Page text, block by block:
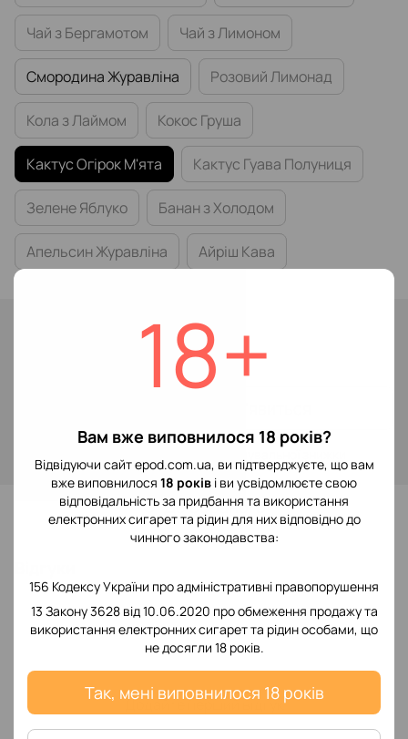
18+
Вам вже виповнилося 18 років?
Відвідуючи сайт epod.com.ua, ви підтверджуєте, що вам
вже виповнилося 18 років і ви усвідомлюєте свою
відповідальність за придбання та використання
електронних сигарет та рідин для них відповідно до
чинного законодавства:
156 Кодексу України про адміністративні правопорушення
13 Закону 3628 від 10.06.2020 про обмеження продажу та
використання електронних сигарет та рідин особами, що
не досягли 18 років.
Так, мені виповнилося 18 років
Чай з Бергамотом Чай з Лимоном
Смородина Журавліна Розовий Лимонад
Кола з Лаймом Кокос Груша
Кактус Огірок М'ята Кактус Гуава Полуниця
Зелене Яблуко Банан з Холодом
Апельсин Журавліна Айріш Кава
До обраного
Додайте перший відгук